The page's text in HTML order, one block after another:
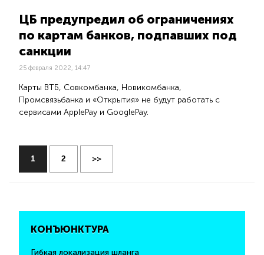
ЦБ предупредил об ограничениях
по картам банков, подпавших под
санкции
25 февраля 2022, 14:47
Карты ВТБ, Совкомбанка, Новикомбанка,
Промсвязьбанка и «Открытия» не будут работать с
сервисами ApplePay и GooglePay.
1 2 >>
КОНЪЮНКТУРА
Гибкая локализация шланга